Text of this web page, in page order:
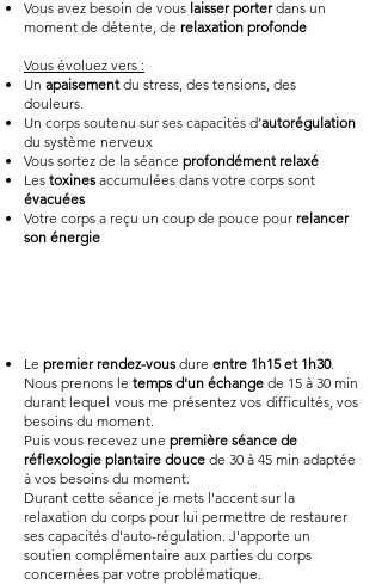
Vous avez besoin de vous laisser porterdans un
moment de détente, de relaxation profonde
Vous évoluez vers :
Un apaisementdu stress, des tensions, des
douleurs.
Un corps soutenu sur ses capacités d’autorégulation
du système nerveux
Vous sortez de la séance profondément relaxé
Les toxines accumulées dans votre corps sont
évacuées
Votre corps a reçu un coup de pouce pour relancer
son énergie
Le premier rendez-vous dure entre 1h15 et 1h30.
Nous prenons le temps d'un échange de 15 à 30 min
durant lequel vous me présentez vos difficultés, vos
besoins du moment.
Puis vous recevez une première séance de
réflexologie plantaire douce de 30 à 45 min adaptée
à vos besoins du moment.
Durant cette séance je mets l'accent sur la
relaxation du corps pour lui permettre de restaurer
ses capacités d'auto-régulation. J'apporte un
soutien complémentaire aux parties du corps
concernées par votre problématique.